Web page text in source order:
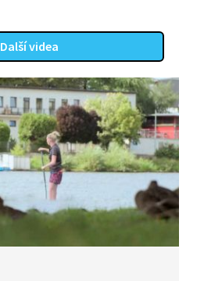
Další videa